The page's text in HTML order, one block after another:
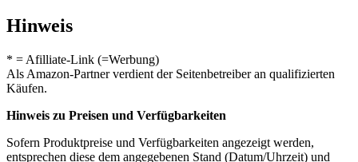
Hinweis
* = Afilliate-Link (=Werbung)
Als Amazon-Partner verdient der Seitenbetreiber an qualifizierten
Käufen.
Hinweis zu Preisen und Verfügbarkeiten
Sofern Produktpreise und Verfügbarkeiten angezeigt werden,
entsprechen diese dem angegebenen Stand (Datum/Uhrzeit) und